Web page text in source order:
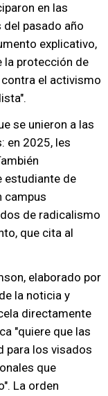
en las
pasado año
explicativo,
la protección de
el activismo
se unieron a las
en 2025, les
estudiante de
campus
de radicalismo
que cita al
elaborado por
la noticia y
directamente
"quiere que las
para los visados
que
La orden